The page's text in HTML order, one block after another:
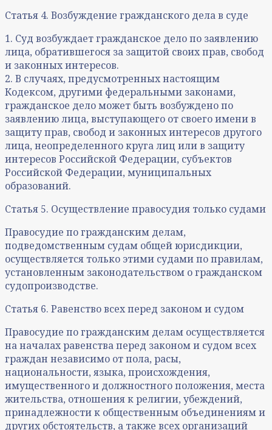
Статья 4. Возбуждение гражданского дела в суде
1. Суд возбуждает гражданское дело по заявлению
лица, обратившегося за защитой своих прав, свобод
и законных интересов.
2. В случаях, предусмотренных настоящим
Кодексом, другими федеральными законами,
гражданское дело может быть возбуждено по
заявлению лица, выступающего от своего имени в
защиту прав, свобод и законных интересов другого
лица, неопределенного круга лиц или в защиту
интересов Российской Федерации, субъектов
Российской Федерации, муниципальных
образований.
Статья 5. Осуществление правосудия только судами
Правосудие по гражданским делам,
подведомственным судам общей юрисдикции,
осуществляется только этими судами по правилам,
установленным законодательством о гражданском
судопроизводстве.
Статья 6. Равенство всех перед законом и судом
Правосудие по гражданским делам осуществляется
на началах равенства перед законом и судом всех
граждан независимо от пола, расы,
национальности, языка, происхождения,
имущественного и должностного положения, места
жительства, отношения к религии, убеждений,
принадлежности к общественным объединениям и
других обстоятельств, а также всех организаций